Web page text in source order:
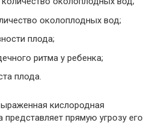
околоплодных вод;
плода;
ритма у ребенка;
плода.
кислородная
прямую угрозу его